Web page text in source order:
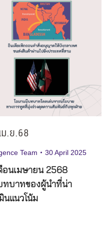
.ย.68
Team 30 April 2025
อนเมษายน 2568
ทบาทของผู้นำที่น่า
นแนวโน้ม